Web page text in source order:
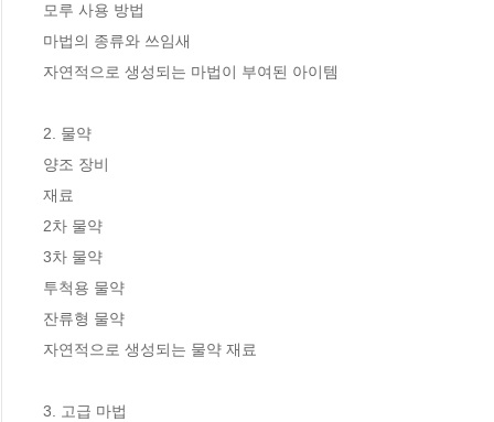
모루 사용 방법
마법의 종류와 쓰임새
자연적으로 생성되는 마법이 부여된 아이템
2. 물약
양조 장비
재료
2차 물약
3차 물약
투척용 물약
잔류형 물약
자연적으로 생성되는 물약 재료
3. 고급 마법